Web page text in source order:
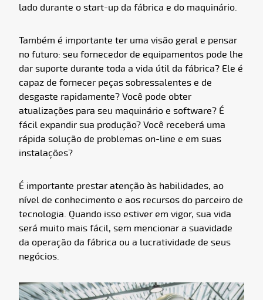
lado durante o start-up da fábrica e do maquinário.
Também é importante ter uma visão geral e pensar
no futuro: seu fornecedor de equipamentos pode lhe
dar suporte durante toda a vida útil da fábrica? Ele é
capaz de fornecer peças sobressalentes e de
desgaste rapidamente? Você pode obter
atualizações para seu maquinário e software? É
fácil expandir sua produção? Você receberá uma
rápida solução de problemas on-line e em suas
instalações?
É importante prestar atenção às habilidades, ao
nível de conhecimento e aos recursos do parceiro de
tecnologia. Quando isso estiver em vigor, sua vida
será muito mais fácil, sem mencionar a suavidade
da operação da fábrica ou a lucratividade de seus
negócios.